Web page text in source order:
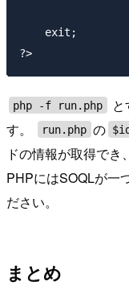
    exit;
php -f run.php
す。
run.php の $id
ドの情報が取得でき
PHPにはSOQLが一
ださい。
まとめ